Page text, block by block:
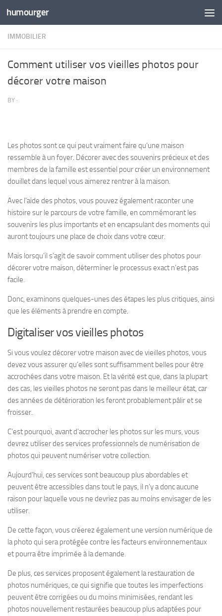
Skip to content
humourger
IMMOBILIER
Comment utiliser vos vieilles photos pour
décorer votre maison
BY ·
Les photos sont ce qui peut vraiment faire qu’une maison
ressemble à un foyer. Décorer avec des souvenirs précieux et des
membres de la famille est essentiel pour créer un environnement
douillet dans lequel vous aimerez rentrer à la maison.
Avec l’aide des photos, vous pouvez également raconter une
histoire sur le parcours de votre famille, en commémorant les
souvenirs les plus importants et en encapsulant des moments qui
auront toujours une place de choix dans votre cœur.
Mais lorsqu’il s’agit de savoir comment utiliser des photos pour
décorer votre maison, déterminer le processus exact n’est pas
facile.
Donc, examinons quelques-unes des étapes les plus critiques, ainsi
que les éléments à prendre en compte.
Digitaliser vos vieilles photos
Si vous voulez décorer votre maison avec de vieilles photos, vous
devez vous assurer qu’elles sont suffisamment belles pour être
accrochées dans votre maison. Et la vérité est que, dans la plupart
des cas, les vieilles photos ne seront pas dans le meilleur état, car
des années de détérioration les feront probablement pâlir et se
froisser.
C’est pourquoi, avant d’accrocher les photos sur les murs, vous
devrez utiliser des services professionnels de numérisation de
photos qui peuvent numériser votre collection.
Aujourd’hui, ces services sont beaucoup plus abordables et
peuvent être accessibles dans tout le pays, il n’y a donc aucune
raison pour laquelle vous ne devriez pas au moins envisager de les
utiliser.
De cette façon, vous créerez également une version numérique de
la photo qui sera protégée contre les facteurs environnementaux
et pourra être imprimée à la demande.
De plus, ces services proposent également la restauration de
photos numériques, ce qui signifie que toutes les imperfections
peuvent être corrigées ou du moins minimisées, rendant les
photos nouvellement restaurées beaucoup plus adaptées pour